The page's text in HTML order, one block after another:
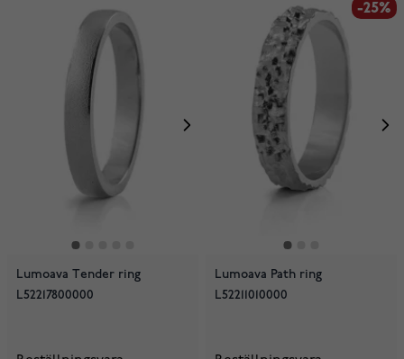
Lumoava Tender ring
L52217800000
-25%
Lumoava Path ring
L52211010000